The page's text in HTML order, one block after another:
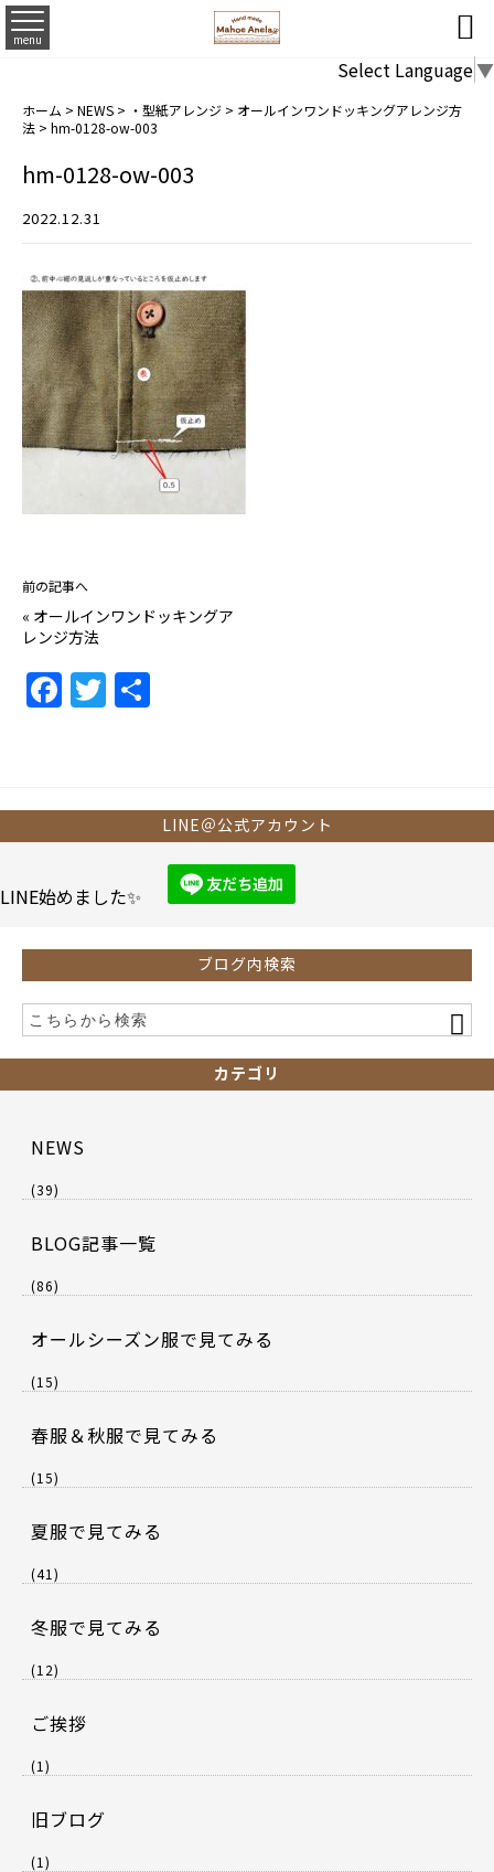
menu 
Select Language▼
ホーム > NEWS > ・型紙アレンジ > オールインワンドッキングアレンジ方
法 > hm-0128-ow-003
hm-0128-ow-003
2022.12.31
前の記事へ
« オールインワンドッキングア
レンジ方法
F
a
b
o
k
T
w
LINE＠公式アカウント
LINE始めました✨
ブログ内検索
カテゴリ
NEWS
(39)
BLOG記事一覧
(86)
オールシーズン服で見てみる
(15)
春服＆秋服で見てみる
(15)
夏服で見てみる
(41)
冬服で見てみる
(12)
ご挨拶
(1)
旧ブログ
(1)